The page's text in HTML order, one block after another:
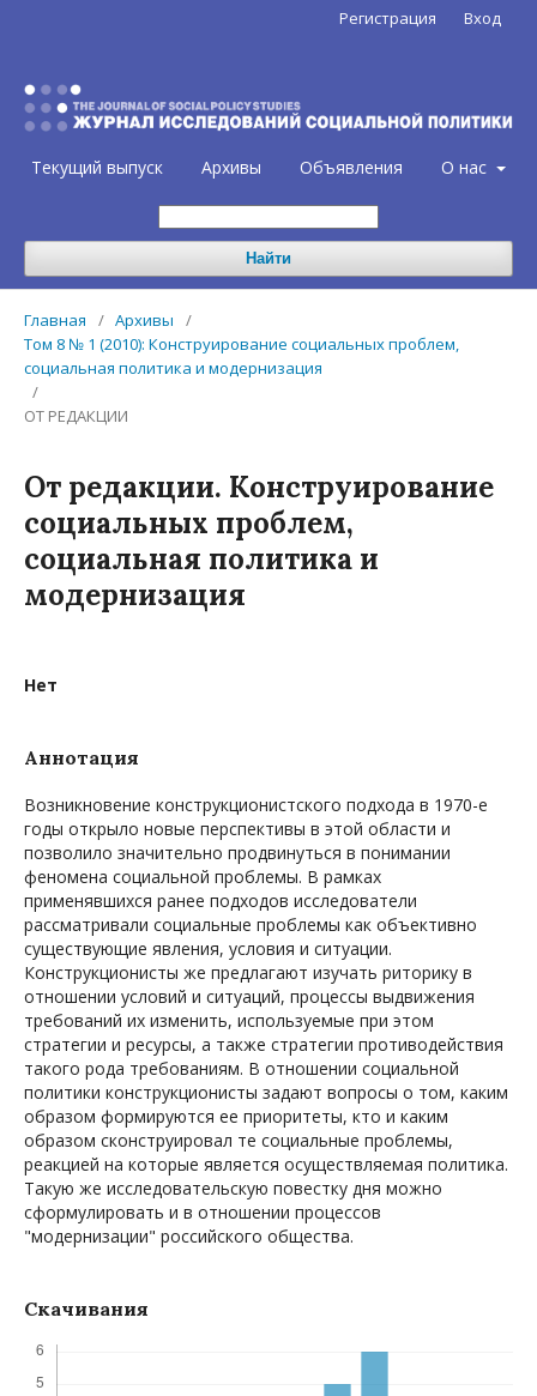
Текущий выпуск Архивы Объявления О нас
Найти
Регистрация Вход
Главная / Архивы
/
Том 8 № 1 (2010): Конструирование социальных проблем,
социальная политика и модернизация
/
ОТ РЕДАКЦИИ
От редакции. Конструирование
социальных проблем,
социальная политика и
модернизация
Нет
Аннотация
Возникновение конструкционистского подхода в 1970-е
годы открыло новые перспективы в этой области и
позволило значительно продвинуться в понимании
феномена социальной проблемы. В рамках
применявшихся ранее подходов исследователи
рассматривали социальные проблемы как объективно
существующие явления, условия и ситуации.
Конструкционисты же предлагают изучать риторику в
отношении условий и ситуаций, процессы выдвижения
требований их изменить, используемые при этом
стратегии и ресурсы, а также стратегии противодействия
такого рода требованиям. В отношении социальной
политики конструкционисты задают вопросы о том, каким
образом формируются ее приоритеты, кто и каким
образом сконструировал те социальные проблемы,
реакцией на которые является осуществляемая политика.
Такую же исследовательскую повестку дня можно
сформулировать и в отношении процессов
"модернизации" российского общества.
Скачивания